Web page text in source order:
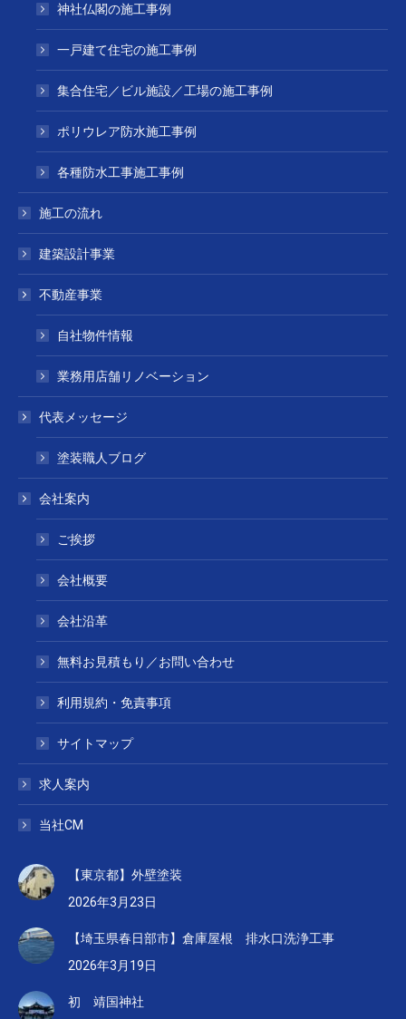
神社仏閣の施工事例
一戸建て住宅の施工事例
集合住宅／ビル施設／工場の施工事例
ポリウレア防水施工事例
各種防水工事施工事例
施工の流れ
建築設計事業
不動産事業
自社物件情報
業務用店舗リノベーション
代表メッセージ
塗装職人ブログ
会社案内
ご挨拶
会社概要
会社沿革
無料お見積もり／お問い合わせ
利用規約・免責事項
サイトマップ
求人案内
当社CM
【東京都】外壁塗装
2026年3月23日
【埼玉県春日部市】倉庫屋根 排水口洗浄工事
2026年3月19日
初 靖国神社